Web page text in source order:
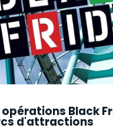
opérations Black
d'attractions